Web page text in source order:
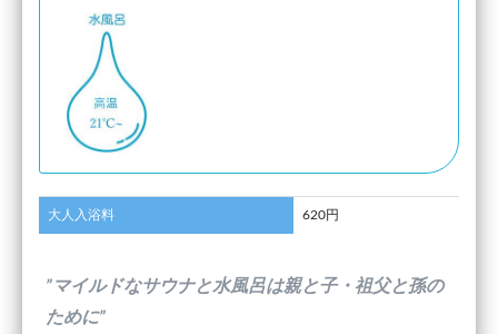
大人入浴料 620円
”マイルドなサウナと水風呂は親と子・祖父と孫の
ために”